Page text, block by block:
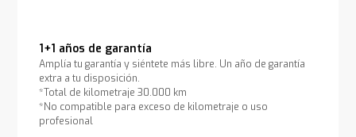
1+1 años de garantía
Amplía tu garantía y siéntete más libre. Un año de garantía
extra a tu disposición.
*Total de kilometraje 30.000 km
*No compatible para exceso de kilometraje o uso
profesional